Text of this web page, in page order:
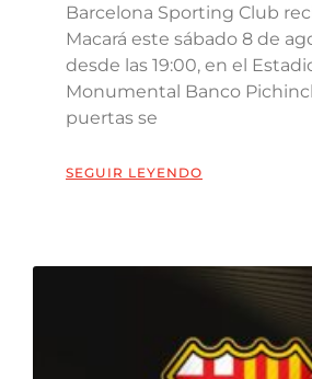
Barcelona Sporting Club
Macará este sábado 8 de
desde las 19:00, en el
Monumental Banco
puertas se
SEGUIR LEYENDO